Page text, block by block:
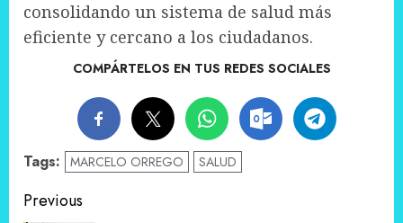
consolidando un sistema de salud más
eficiente y cercano a los ciudadanos.
COMPÁRTELOS EN TUS REDES SOCIALES
Tags: MARCELO ORREGO SALUD
Post
Previous